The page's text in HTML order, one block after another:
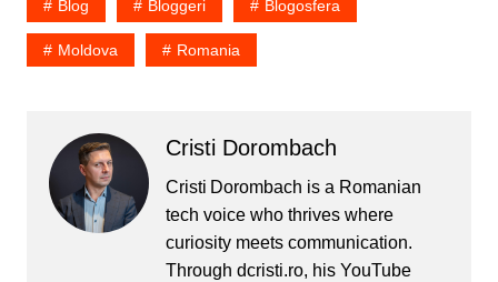
nu? E ca raspunsul…
Blog Bloggeri Blogosfera
Moldova Romania
Cristi Dorombach
Cristi Dorombach is a Romanian
tech voice who thrives where
curiosity meets communication.
Through dcristi.ro, his YouTube